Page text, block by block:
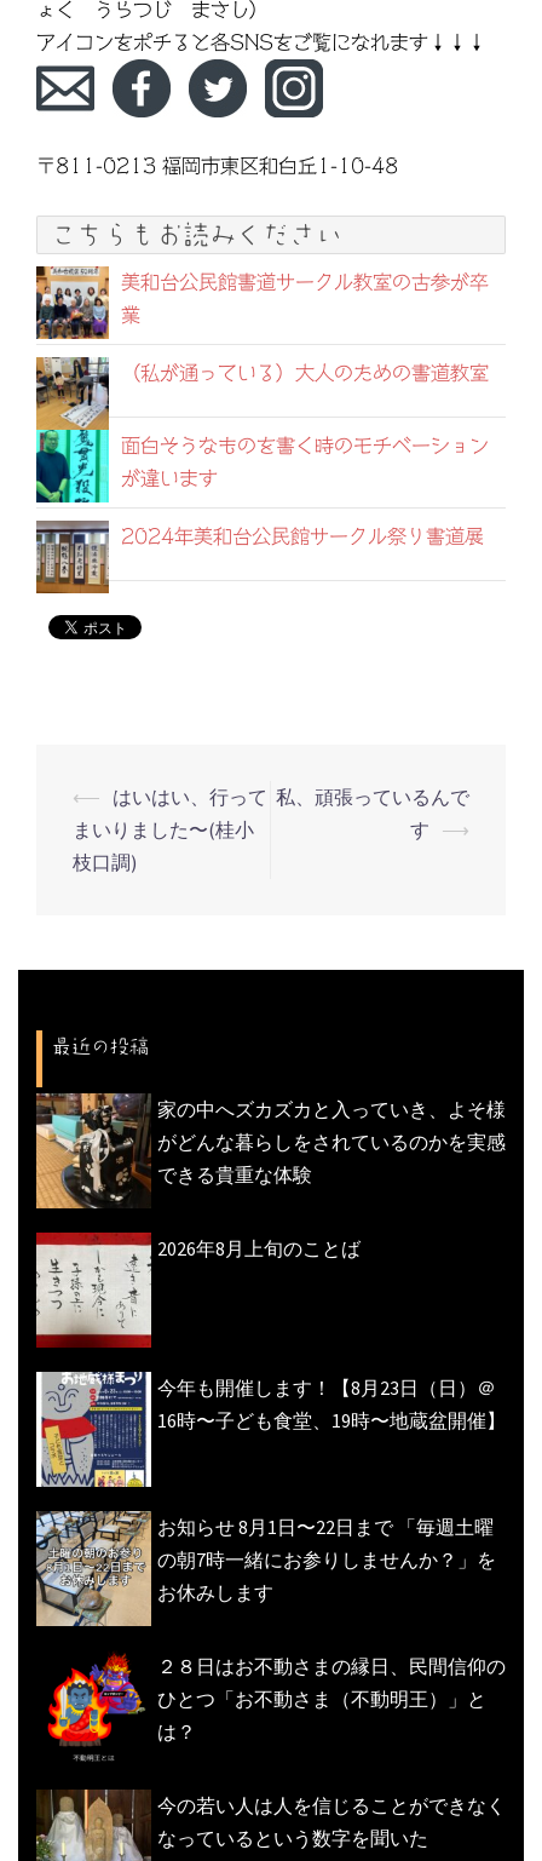
ょく うらつじ まさし）
アイコンをポチると各SNSをご覧になれます↓↓↓
〒811-0213 福岡市東区和白丘1-10-48
こちらもお読みください
美和台公民館書道サークル教室の古参が卒
業
（私が通っている）大人のための書道教室
面白そうなものを書く時のモチベーション
が違います
2024年美和台公民館サークル祭り書道展
投
稿
シ
ョ
ン
⟵ はいはい、行って
まいりました〜(桂小
枝口調)
私、頑張っているんで
す ⟶
最近の投稿
家の中へズカズカと入っていき、よそ様
がどんな暮らしをされているのかを実感
できる貴重な体験
2026年8月上旬のことば
今年も開催します！【8月23日（日）＠
16時〜子ども食堂、19時〜地蔵盆開催】
お知らせ 8月1日〜22日まで 「毎週土曜
の朝7時一緒にお参りしませんか？」を
お休みします
２８日はお不動さまの縁日、民間信仰の
ひとつ「お不動さま（不動明王）」と
は？
今の若い人は人を信じることができなく
なっているという数字を聞いた